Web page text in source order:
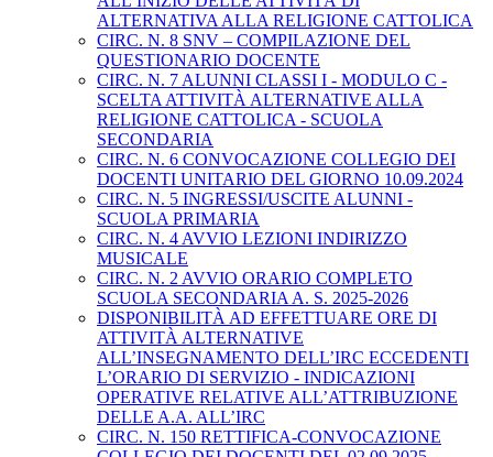
ALTERNATIVA ALLA RELIGIONE CATTOLICA
CIRC. N. 8 SNV – COMPILAZIONE DEL
QUESTIONARIO DOCENTE
CIRC. N. 7 ALUNNI CLASSI I - MODULO C -
SCELTA ATTIVITÀ ALTERNATIVE ALLA
RELIGIONE CATTOLICA - SCUOLA
SECONDARIA
CIRC. N. 6 CONVOCAZIONE COLLEGIO DEI
DOCENTI UNITARIO DEL GIORNO 10.09.2024
CIRC. N. 5 INGRESSI/USCITE ALUNNI -
SCUOLA PRIMARIA
CIRC. N. 4 AVVIO LEZIONI INDIRIZZO
MUSICALE
CIRC. N. 2 AVVIO ORARIO COMPLETO
SCUOLA SECONDARIA A. S. 2025-2026
DISPONIBILITÀ AD EFFETTUARE ORE DI
ATTIVITÀ ALTERNATIVE
ALL’INSEGNAMENTO DELL’IRC ECCEDENTI
L’ORARIO DI SERVIZIO - INDICAZIONI
OPERATIVE RELATIVE ALL’ATTRIBUZIONE
DELLE A.A. ALL’IRC
CIRC. N. 150 RETTIFICA-CONVOCAZIONE